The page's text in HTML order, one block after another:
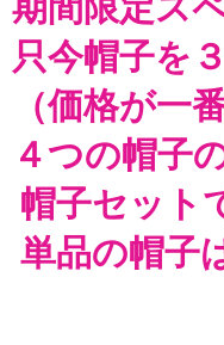
只今帽子を
（価格が一
４つの帽子
帽子セット
単品の帽子